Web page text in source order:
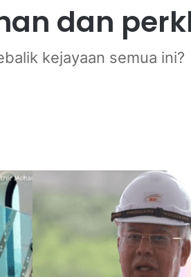
dan
kejayaan semua ini?